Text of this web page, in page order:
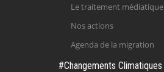
Le traitement médiatique
Nos actions
Agenda de la migration
#Changements Climatiques